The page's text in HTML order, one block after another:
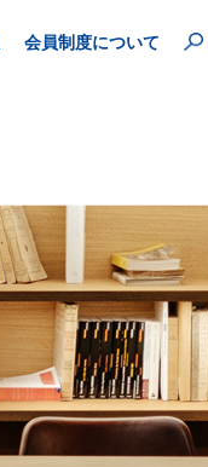
会員制度について